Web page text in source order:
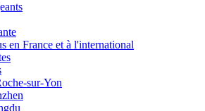
en France et à l'international
sur-Yon